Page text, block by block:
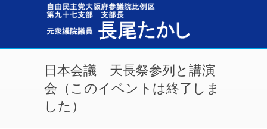
メインコンテンツに移動
日本会議 天長祭参列と講演
会（このイベントは終了しま
した）